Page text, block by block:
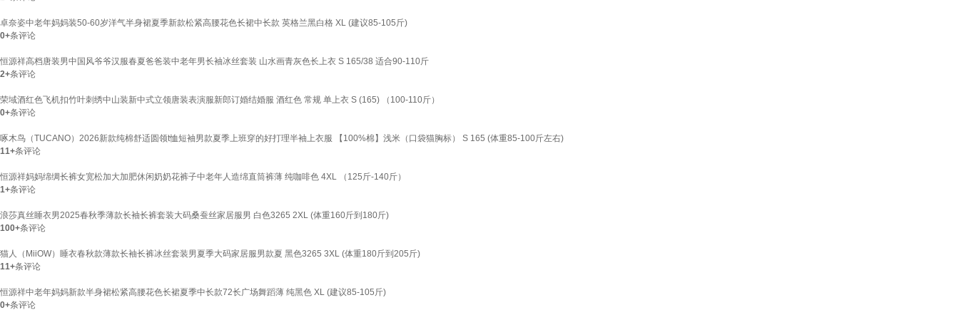
卓奈姿中老年妈妈装50-60岁洋气半身裙夏季新款松紧高腰花色长裙中长款 英格兰黑白格 XL (建议85-105斤)
0+条评论
恒源祥高档唐装男中国风爷爷汉服春夏爸爸装中老年男长袖冰丝套装 山水画青灰色长上衣 S 165/38 适合90-110斤
2+条评论
荣域酒红色飞机扣竹叶刺绣中山装新中式立领唐装表演服新郎订婚结婚服 酒红色 常规 单上衣 S (165) （100-110斤）
0+条评论
啄木鸟（TUCANO）2026新款纯棉舒适圆领t恤短袖男款夏季上班穿的好打理半袖上衣服 【100%棉】浅米（口袋猫胸标） S 165 (体重85-100斤左右)
11+条评论
恒源祥妈妈绵绸长裤女宽松加大加肥休闲奶奶花裤子中老年人造绵直筒裤薄 纯咖啡色 4XL （125斤-140斤）
1+条评论
浪莎真丝睡衣男2025春秋季薄款长袖长裤套装大码桑蚕丝家居服男 白色3265 2XL (体重160斤到180斤)
100+条评论
猫人（MiiOW）睡衣春秋款薄款长袖长裤冰丝套装男夏季大码家居服男款夏 黑色3265 3XL (体重180斤到205斤)
11+条评论
恒源祥中老年妈妈新款半身裙松紧高腰花色长裙夏季中长款72长广场舞蹈薄 纯黑色 XL (建议85-105斤)
0+条评论